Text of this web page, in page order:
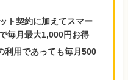
ト契約に加えてスマー
毎月最大1,000円お得
利用であっても毎月500